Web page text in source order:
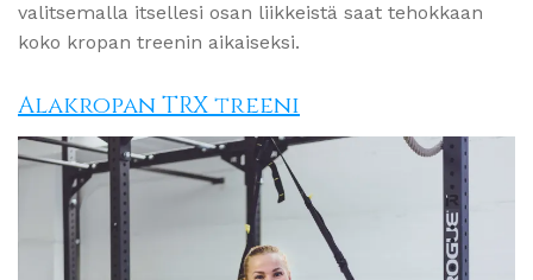
valitsemalla itsellesi osan liikkeistä saat tehokkaan
koko kropan treenin aikaiseksi.
Alakropan TRX treeni